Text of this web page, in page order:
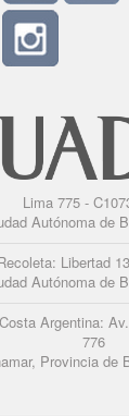
Lima 775 -
Autónoma de
Libertad
Autónoma de
Argentina:
776
Provincia de